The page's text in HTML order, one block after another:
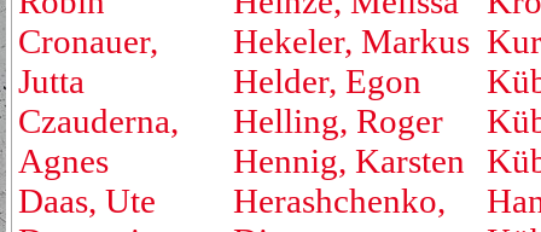
Cronauer,
Jutta
Czauderna,
Agnes
Daas, Ute
Hekeler, Markus
Helder, Egon
Helling, Roger
Hennig, Karsten
Herashchenko,